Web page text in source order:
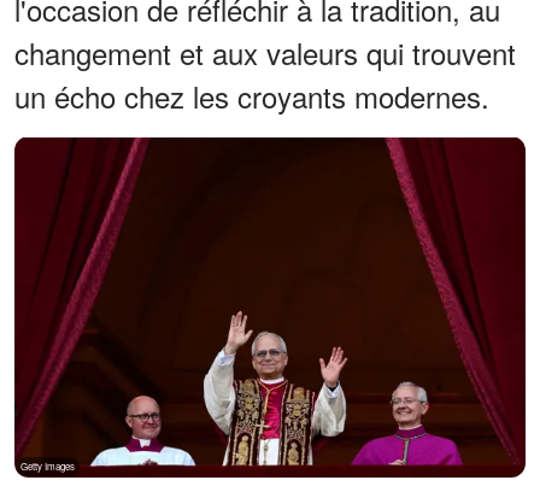
l'occasion de réfléchir à la tradition, au
changement et aux valeurs qui trouvent
un écho chez les croyants modernes.